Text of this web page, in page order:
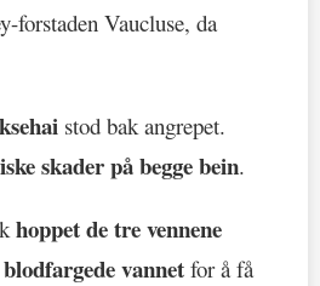
forstaden Vaucluse, da
stod bak angrepet.
skader på begge bein.
hoppet de tre vennene
vannet for å få